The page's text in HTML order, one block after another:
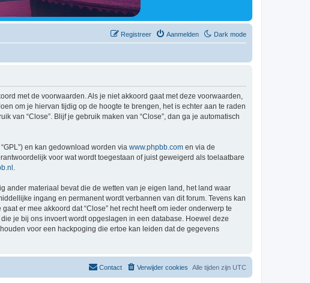
Dark mode
Aanmelden
Registreer
met de voorwaarden. Als je niet akkoord gaat met deze voorwaarden,
om je hiervan tijdig op de hoogte te brengen, het is echter aan te raden
van “Close”. Blijf je gebruik maken van “Close”, dan ga je automatisch
“GPL”) en kan gedownload worden via www.phpbb.com en via de
voor wat wordt toegestaan of juist geweigerd als toelaatbare
.
ander materiaal bevat die de wetten van je eigen land, het land waar
ingang en permanent wordt verbannen van dit forum. Tevens kan
er mee akkoord dat “Close” het recht heeft om ieder onderwerp te
je bij ons invoert wordt opgeslagen in een database. Hoewel deze
voor een hackpoging die ertoe kan leiden dat de gegevens
Alle tijden zijn UTC
Verwijder cookies
Contact